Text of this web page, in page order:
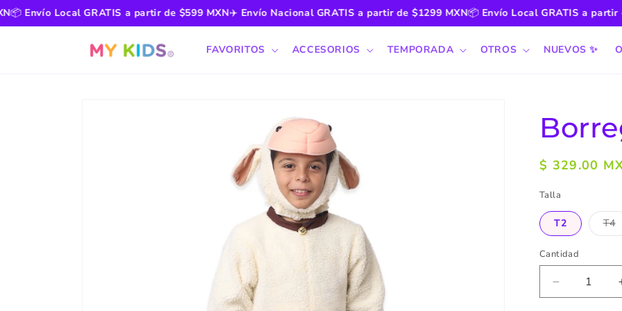
directamente
al contenido
Envío Local GRATIS a partir de $599 MXN✈️Envío Nacional GRATIS a partir de $1299 MXN📦Envío Local GRATIS a partir de
FAVORITOS ACCESORIOS TEMPORADA OTROS NUEVOS ✨
Precio
$ 329.00
Talla
T2 T4
Cantidad
Reducir
cantidad